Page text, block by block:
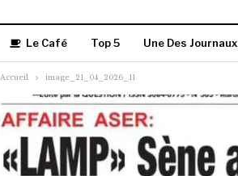
Le Café Top 5 Une Des Journaux
Accueil image_21_04_2026_11